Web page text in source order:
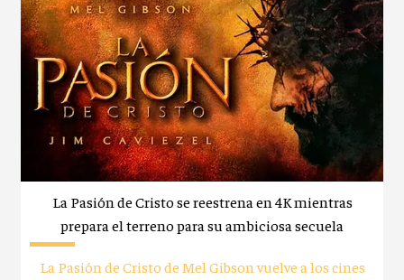
La Pasión de Cristo se reestrena en 4K mientras
prepara el terreno para su ambiciosa secuela
La Pasión de Cristo de Mel Gibson vuelve a los cines